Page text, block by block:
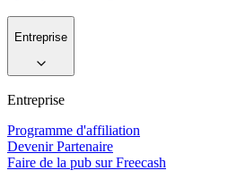
Entreprise
Entreprise
Programme d'affiliation
Devenir Partenaire
Faire de la pub sur Freecash